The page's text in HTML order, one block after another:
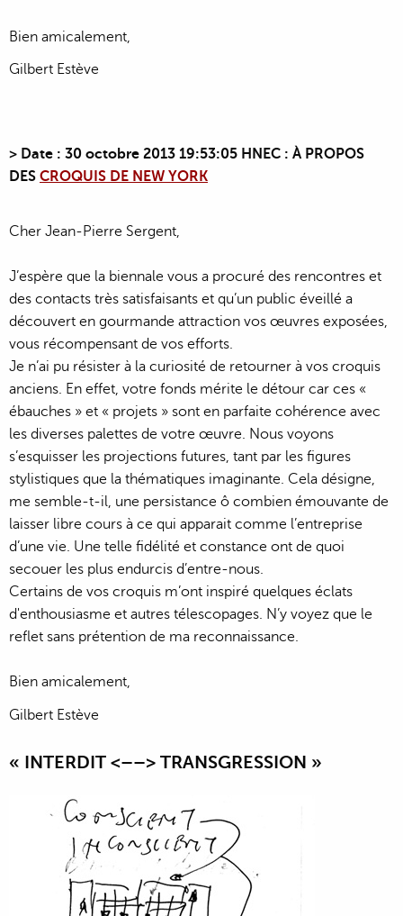
Bien amicalement,
Gilbert Estève
> Date : 30 octobre 2013 19:53:05 HNEC : À PROPOS
DES CROQUIS DE NEW YORK
Cher Jean-Pierre Sergent,
J’espère que la biennale vous a procuré des rencontres et
des contacts très satisfaisants et qu’un public éveillé a
découvert en gourmande attraction vos œuvres exposées,
vous récompensant de vos efforts.
Je n’ai pu résister à la curiosité de retourner à vos croquis
anciens. En effet, votre fonds mérite le détour car ces «
ébauches » et « projets » sont en parfaite cohérence avec
les diverses palettes de votre œuvre. Nous voyons
s’esquisser les projections futures, tant par les figures
stylistiques que la thématiques imaginante. Cela désigne,
me semble-t-il, une persistance ô combien émouvante de
laisser libre cours à ce qui apparait comme l’entreprise
d’une vie. Une telle fidélité et constance ont de quoi
secouer les plus endurcis d’entre-nous.
Certains de vos croquis m’ont inspiré quelques éclats
d'enthousiasme et autres télescopages. N’y voyez que le
reflet sans prétention de ma reconnaissance.
Bien amicalement,
Gilbert Estève
« INTERDIT <––> TRANSGRESSION »